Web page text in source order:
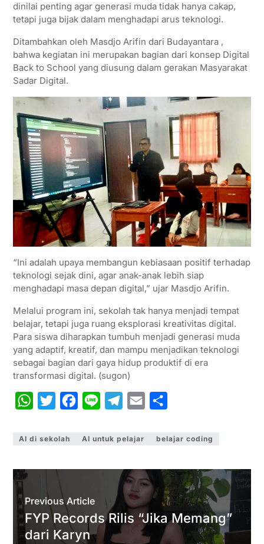
dinilai penting agar generasi muda tidak hanya cakap,
tetapi juga bijak dalam menghadapi arus teknologi.
Ditambahkan oleh Masdjo Arifin dari Budayantara ,
bahwa kegiatan ini merupakan bagian dari konsep Digital
Back to School yang diusung dalam gerakan Masyarakat
Sadar Digital.
“Ini adalah upaya membangun kebiasaan positif terhadap
teknologi sejak dini, agar anak-anak lebih siap
menghadapi masa depan digital,” ujar Masdjo Arifin.
Melalui program ini, sekolah tak hanya menjadi tempat
belajar, tetapi juga ruang eksplorasi kreativitas digital.
Para siswa diharapkan tumbuh menjadi generasi muda
yang adaptif, kreatif, dan mampu menjadikan teknologi
sebagai bagian dari gaya hidup produktif di era
transformasi digital. (sugon)
W
a
s
p
p
i
t
r
c
b
o
k
n
l
g
a
m
l
a
e
AI di sekolah AI untuk pelajar belajar coding
Previous Article
FYP Records Rilis “Jika Memang”
dari Karyn